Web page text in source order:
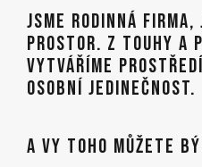
JSME RODINNÁ
PROSTOR. Z TOUHY A
VYTVÁŘÍME
OSOBNÍ JEDINEČNOST.
A VY TOHO MŮŽETE